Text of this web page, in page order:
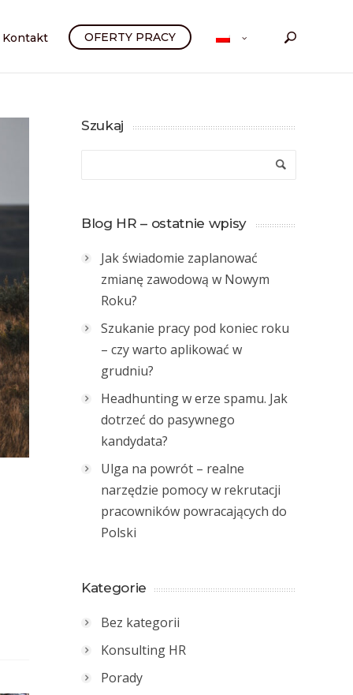
Kontakt OFERTY PRACY
Szukaj
Blog HR – ostatnie wpisy
Jak świadomie zaplanować
zmianę zawodową w Nowym
Roku?
Szukanie pracy pod koniec roku
– czy warto aplikować w
grudniu?
Headhunting w erze spamu. Jak
dotrzeć do pasywnego
kandydata?
Ulga na powrót – realne
narzędzie pomocy w rekrutacji
pracowników powracających do
Polski
Kategorie
Bez kategorii
Konsulting HR
Porady